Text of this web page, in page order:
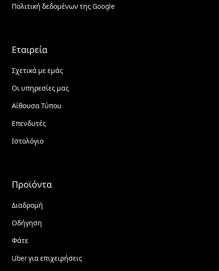
Πολιτική δεδομένων της Google
Εταιρεία
Σχετικά με εμάς
Οι υπηρεσίες μας
Αίθουσα Τύπου
Επενδυτές
Ιστολόγιο
Προϊόντα
Διαδρομή
Οδήγηση
Φάτε
Uber για επιχειρήσεις